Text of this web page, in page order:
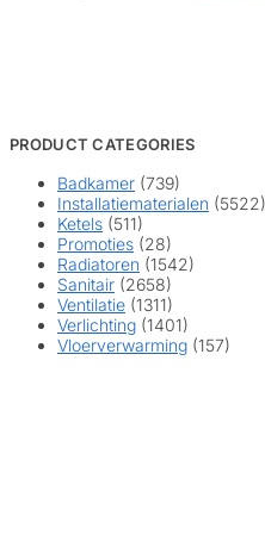
PRODUCT CATEGORIES
Badkamer (739)
Installatiematerialen (5522)
Ketels (511)
Promoties (28)
Radiatoren (1542)
Sanitair (2658)
Ventilatie (1311)
Verlichting (1401)
Vloerverwarming (157)